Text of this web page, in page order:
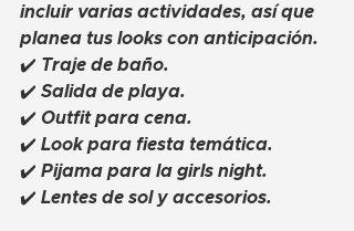
incluir varias actividades, así que
planea tus looks con anticipación.
✔️ Traje de baño.
✔️ Salida de playa.
✔️ Outfit para cena.
✔️ Look para fiesta temática.
✔️ Pijama para la girls night.
✔️ Lentes de sol y accesorios.